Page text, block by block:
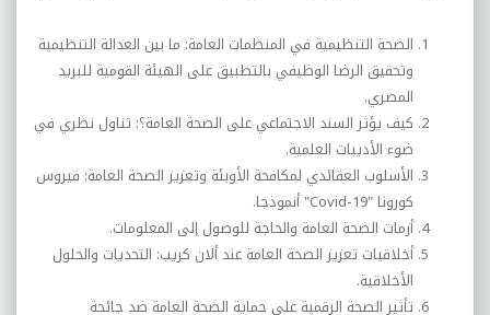
الصحة التنظيمية في المنظمات العامة: ما بين العدالة التنظيمية
وتحقيق الرضا الوظيفي بالتطبيق على الهيئة القومية للبريد
المصري.
كيف يؤثر السند الاجتماعي على الصحة العامة؟: تناول نظري في
ضوء الأديبات العلمية.
الأسلوب العقائدي لمكافحة الأوبئة وتعزيز الصحة العامة: فيروس
كورونا "Covid-19" أنموذجا.
أزمات الصحة العامة والحاجة للوصول إلى المعلومات.
أخلاقيات تعزيز الصحة العامة عند ألان كريب: التحديات والحلول
الأخلاقية.
تأثير الصحة الرقمية على حماية الصحة العامة ضد جائحة